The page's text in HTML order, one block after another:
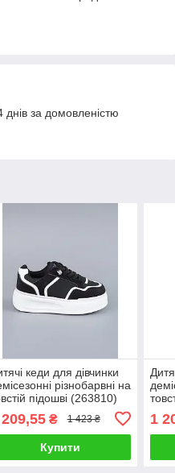
за домовленістю
кеди для дівчинки
різнобарвні на
підошві (263810)
₴ 1 423 ₴
Купити
1